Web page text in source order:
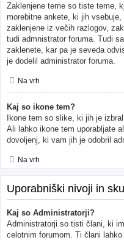
Zaklenjene teme so tiste teme,
morebitne ankete, ki jih
zaklenjene iz večih razlogov,
tudi admnistrator foruma. Tudi
zaklenete, kar pa je seveda
je dodelil administrator foruma.
Na vrh
Kaj so ikone tem?
Ikone tem so slike, ki jih je
Ali lahko ikone tem uporabljate
dovoljenj, ki vam jih je odobril
Na vrh
Uporabniški nivoji in
Kaj so Administratorji?
Administratorji so tisti člani, ki
celotnim forumom. Ti člani